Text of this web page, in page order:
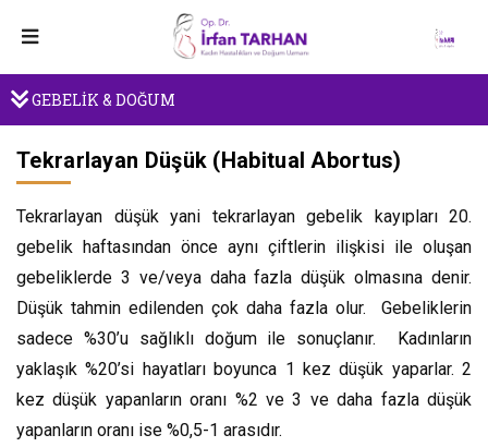
GEBELİK & DOĞUM
Tekrarlayan Düşük (Habitual Abortus)
Tekrarlayan düşük yani tekrarlayan gebelik kayıpları 20.
gebelik haftasından önce aynı çiftlerin ilişkisi ile oluşan
gebeliklerde 3 ve/veya daha fazla düşük olmasına denir.
Düşük tahmin edilenden çok daha fazla olur. Gebeliklerin
sadece %30’u sağlıklı doğum ile sonuçlanır. Kadınların
yaklaşık %20’si hayatları boyunca 1 kez düşük yaparlar. 2
kez düşük yapanların oranı %2 ve 3 ve daha fazla düşük
yapanların oranı ise %0,5-1 arasıdır.